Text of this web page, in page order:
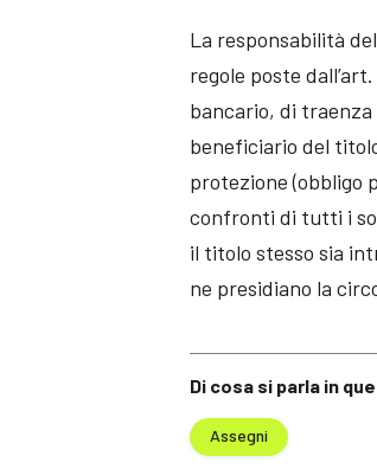
Di cosa si parla in
Assegni
La responsabilità
regole poste
bancario, di
beneficiario del
protezione (obbligo
confronti di tutti i
il titolo stesso sia
ne presidiano la